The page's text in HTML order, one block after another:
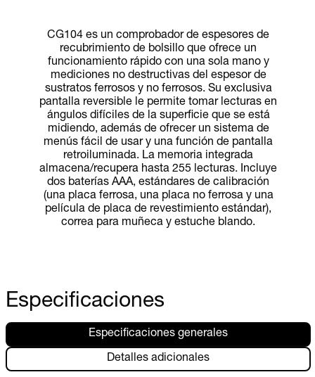
CG104 es un comprobador de espesores de
recubrimiento de bolsillo que ofrece un
funcionamiento rápido con una sola mano y
mediciones no destructivas del espesor de
sustratos ferrosos y no ferrosos. Su exclusiva
pantalla reversible le permite tomar lecturas en
ángulos difíciles de la superficie que se está
midiendo, además de ofrecer un sistema de
menús fácil de usar y una función de pantalla
retroiluminada. La memoria integrada
almacena/recupera hasta 255 lecturas. Incluye
dos baterías AAA, estándares de calibración
(una placa ferrosa, una placa no ferrosa y una
película de placa de revestimiento estándar),
correa para muñeca y estuche blando.
Especificaciones
Especificaciones generales
Detalles adicionales